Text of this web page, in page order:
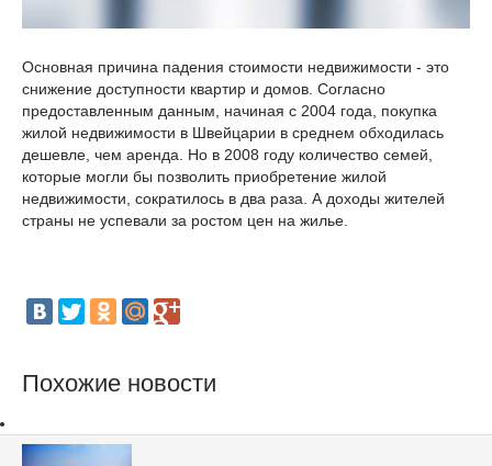
Основная причина падения стоимости недвижимости - это
снижение доступности квартир и домов. Согласно
предоставленным данным, начиная с 2004 года, покупка
жилой недвижимости в Швейцарии в среднем обходилась
дешевле, чем аренда. Но в 2008 году количество семей,
которые могли бы позволить приобретение жилой
недвижимости, сократилось в два раза. А доходы жителей
страны не успевали за ростом цен на жилье.
Похожие новости